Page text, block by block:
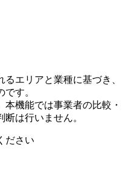
エリアと業種に基づき、
す。
機能では事業者の比較・
は行いません。
ださい